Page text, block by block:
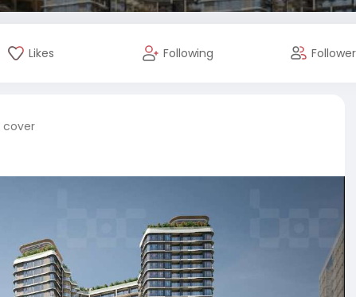
Likes Following
cover